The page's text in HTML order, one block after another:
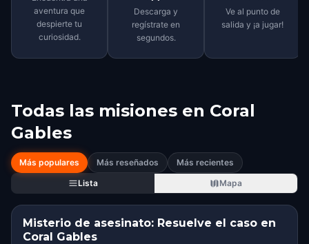
aventura que
despierte tu
curiosidad.
Descarga y
regístrate en
segundos.
Ve al punto de
salida y ¡a jugar!
Todas las misiones en Coral
Gables
Más populares Más reseñados
Más recientes
Lista
Mapa
Misterio de asesinato: Resuelve el caso en
Coral Gables